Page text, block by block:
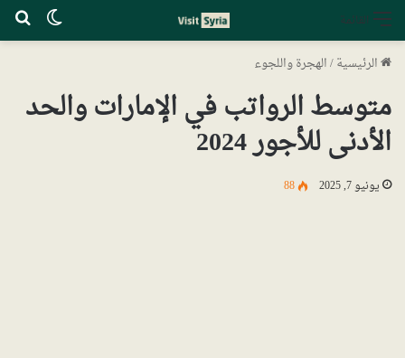
القائمة
الرئيسية/الهجرة واللجوء
متوسط الرواتب في الإمارات والحد
الأدنى للأجور 2024
يونيو 7, 2025 88